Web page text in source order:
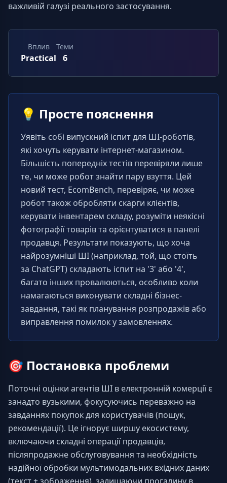
важливій галузі реального застосування.
Вплив
Practical
Теми
6
💡 Просте пояснення
Уявіть собі випускний іспит для ШІ-роботів,
які хочуть керувати інтернет-магазином.
Більшість попередніх тестів перевіряли лише
те, чи може робот знайти пару взуття. Цей
новий тест, EcomBench, перевіряє, чи може
робот також обробляти скарги клієнтів,
керувати інвентарем складу, розуміти неякісні
фотографії товарів та орієнтуватися в панелі
продавця. Результати показують, що хоча
найрозумніші ШІ (наприклад, той, що стоїть
за ChatGPT) складають іспит на '3' або '4',
багато інших провалюються, особливо коли
намагаються виконувати складні бізнес-
завдання, такі як планування розпродажів або
виправлення помилок у замовленнях.
🎯 Постановка проблеми
Поточні оцінки агентів ШІ в електронній комерції є
занадто вузькими, фокусуючись переважно на
завданнях покупок для користувачів (пошук,
рекомендації). Це ігнорує ширшу екосистему,
включаючи складні операції продавців,
післяпродажне обслуговування та необхідність
надійної обробки мультимодальних вхідних даних